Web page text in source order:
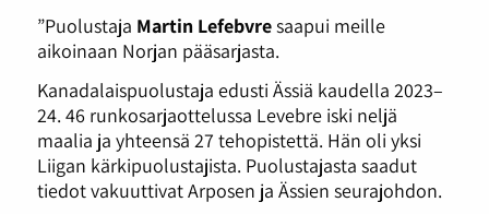
”Puolustaja Martin Lefebvresaapui meille
aikoinaan Norjan pääsarjasta.
Kanadalaispuolustaja edusti Ässiä kaudella 2023–
24. 46 runkosarjaottelussa Levebre iski neljä
maalia ja yhteensä 27 tehopistettä. Hän oli yksi
Liigan kärkipuolustajista. Puolustajasta saadut
tiedot vakuuttivat Arposen ja Ässien seurajohdon.